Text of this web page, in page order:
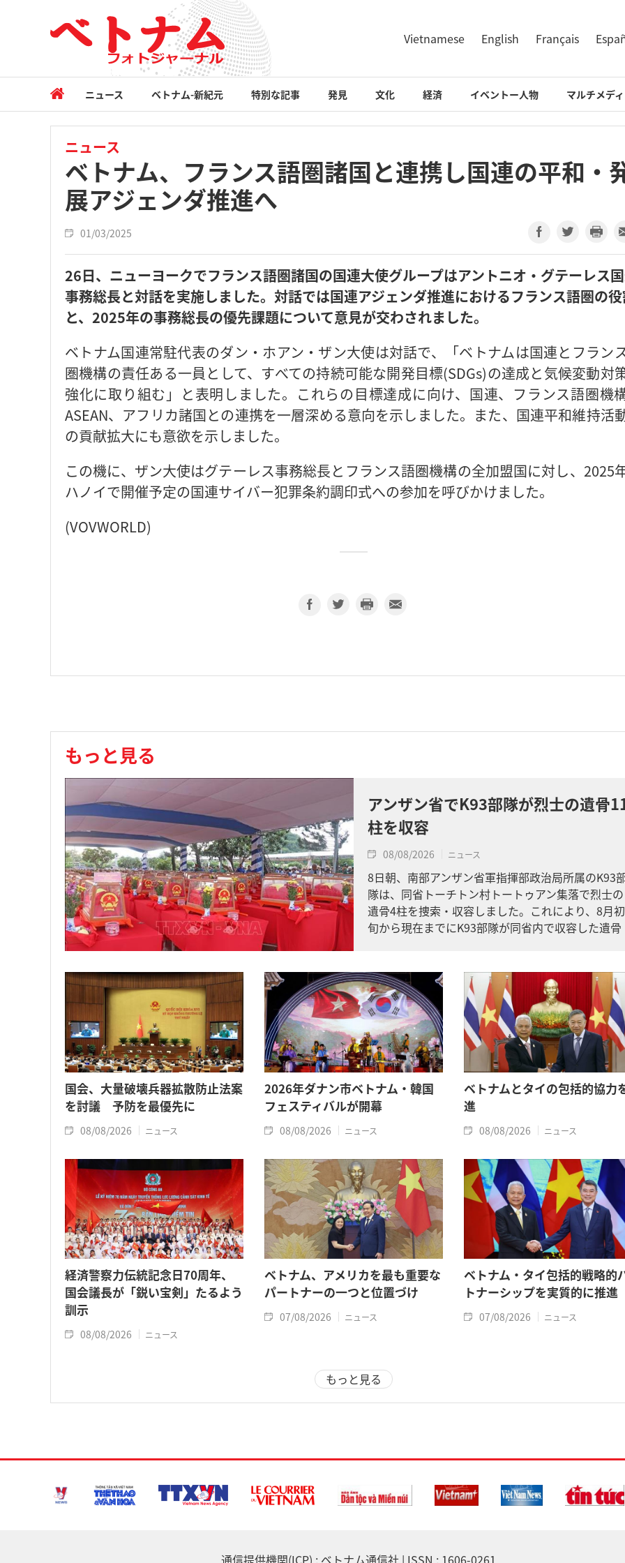
Vietnamese English Français
ニュース ベトナム-新紀元 特別な記事 発見 文化 経済 イベントー人物 マルチメデ
ニュース
ベトナム、フランス語圏諸国と連携し国連の平和・
展アジェンダ推進へ
01/03/2025
26日、ニューヨークでフランス語圏諸国の国連大使グループはアントニオ・グテーレス
事務総長と対話を実施しました。対話では国連アジェンダ推進におけるフランス語圏の
と、2025年の事務総長の優先課題について意見が交わされました。
ベトナム国連常駐代表のダン・ホアン・ザン大使は対話で、「ベトナムは国連とフラン
圏機構の責任ある一員として、すべての持続可能な開発目標(SDGs)の達成と気候変動対
強化に取り組む」と表明しました。これらの目標達成に向け、国連、フランス語圏機
ASEAN、アフリカ諸国との連携を一層深める意向を示しました。また、国連平和維持活
の貢献拡大にも意欲を示しました。
この機に、ザン大使はグテーレス事務総長とフランス語圏機構の全加盟国に対し、2025
ハノイで開催予定の国連サイバー犯罪条約調印式への参加を呼びかけました。
(VOVWORLD)
もっと見る
アンザン省でK93部隊が烈士の遺骨
柱を収容
08/08/2026 ニュース
8日朝、南部アンザン省軍指揮部政治局所属のK93
隊は、同省トーチトン村トートゥアン集落で烈士の
遺骨4柱を捜索・収容しました。これにより、8月初
旬から現在までにK93部隊が同省内で収容した遺骨
国会、大量破壊兵器拡散防止法案
を討議 予防を最優先に
08/08/2026 ニュース
2026年ダナン市ベトナム・韓国
フェスティバルが開幕
08/08/2026 ニュース
ベトナムとタイの包括的協力
進
08/08/2026 ニュース
経済警察力伝統記念日70周年、
国会議長が「鋭い宝剣」たるよう
訓示
08/08/2026 ニュース
ベトナム、アメリカを最も重要な
パートナーの一つと位置づけ
07/08/2026 ニュース
ベトナム・タイ包括的戦略的
トナーシップを実質的に推進
07/08/2026 ニュース
もっと見る
通信提供機関(ICP) : ベトナム通信社 | ISSN : 1606-0261